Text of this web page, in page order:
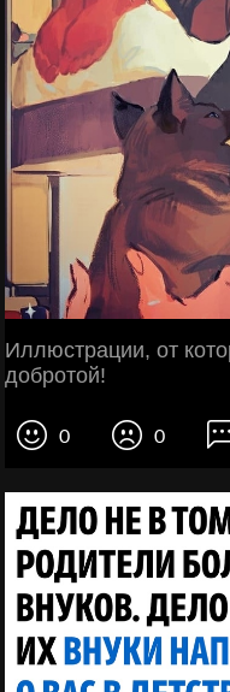
Иллюстрации, от
добротой!
0 0